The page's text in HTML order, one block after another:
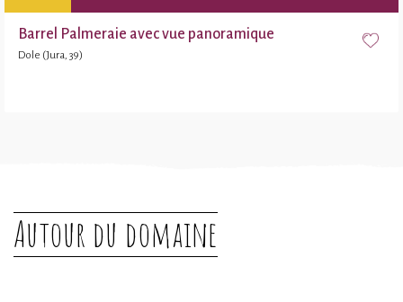
Barrel Palmeraie avec vue panoramique
Dole (Jura, 39)
Autour du domaine